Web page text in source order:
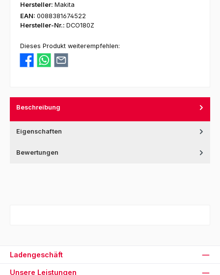
Hersteller: Makita
EAN: 0088381674522
Hersteller-Nr.: DCO180Z
Dieses Produkt weiterempfehlen:
Beschreibung
Eigenschaften
Bewertungen
Ladengeschäft
Unsere Leistungen